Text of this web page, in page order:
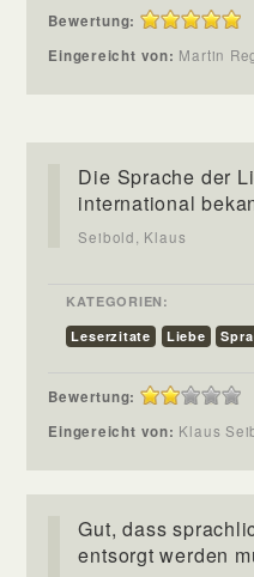
Bewertung:
Eingereicht von: Martin
Die Sprache der
international
Seibold, Klaus
KATEGORIEN:
Leserzitate
Liebe
Bewertung:
Eingereicht von: Klaus
Gut, dass
entsorgt werden